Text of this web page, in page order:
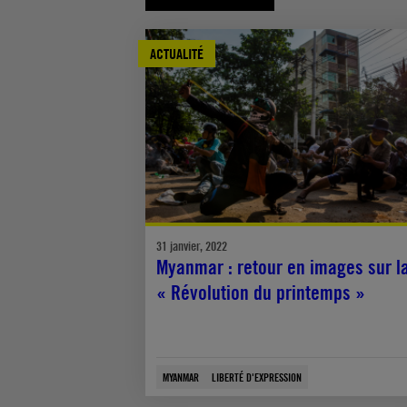
ACTUALITÉ
31 janvier, 2022
Myanmar : retour en images sur
« Révolution du printemps »
MYANMAR LIBERTÉ D'EXPRESSION